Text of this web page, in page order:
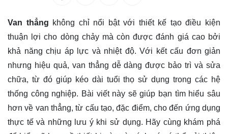
Van thẳng không chỉ nổi bật với thiết kế tạo điều kiện
thuận lợi cho dòng chảy mà còn được đánh giá cao bởi
khả năng chịu áp lực và nhiệt độ. Với kết cấu đơn giản
nhưng hiệu quả, van thẳng dễ dàng được bảo trì và sửa
chữa, từ đó giúp kéo dài tuổi thọ sử dụng trong các hệ
thống công nghiệp. Bài viết này sẽ giúp bạn tìm hiểu sâu
hơn về van thẳng, từ cấu tạo, đặc điểm, cho đến ứng dụng
thực tế và những lưu ý khi sử dụng. Hãy cùng khám phá